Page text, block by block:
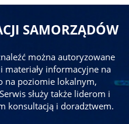
SAMORZĄDÓW
można autoryzowane
materiały informacyjne na
na poziomie lokalnym,
służy także liderom i
konsultacją i doradztwem.